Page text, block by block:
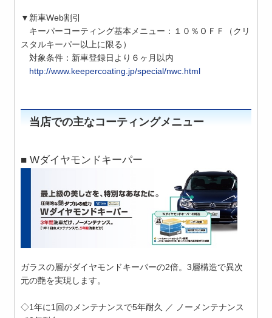
▼新車Web割引
キーパーコーティング基本メニュー：１０％ＯＦＦ（クリ
スタルキーパー以上に限る）
対象条件：新車登録日より６ヶ月以内
http://www.keepercoating.jp/special/nwc.html
当店での主なコーティングメニュー
■ Wダイヤモンドキーパー
ガラスの層がダイヤモンドキーパーの2倍。3層構造で異次
元の艶を実現します。
◇1年に1回のメンテナンスで5年耐久 ／ ノーメンテナンス